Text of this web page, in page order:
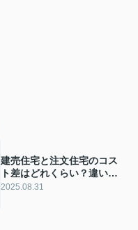
建売住宅と注文住宅のコス
ト差はどれくらい？違いを
知って選び方を考えよう
2025.08.31